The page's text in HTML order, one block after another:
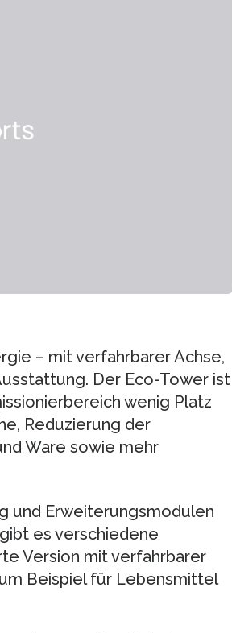
– mit verfahrbarer Achse,
Der Eco-Tower ist
wenig Platz
Reduzierung der
Ware sowie mehr
und Erweiterungsmodulen
es verschiedene
Version mit verfahrbarer
Beispiel für Lebensmittel